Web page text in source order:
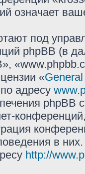
означает
под
phpBB (в
«
адресу
phpBB
в
http://